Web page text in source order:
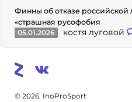
Финны об отказе российской
«страшная русофобия
05.01.2026
костя луговой
© 2026. InoProSport